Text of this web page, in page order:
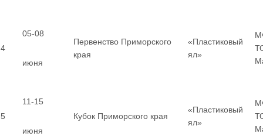
4
05-08
июня
Первенство Приморского
края
«Пластиковый
ял»
5
11-15
июня
Кубок Приморского края
«Пластиковый
ял»